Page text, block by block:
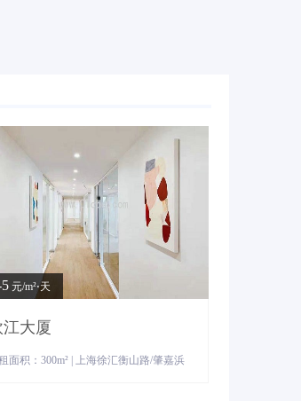
元/m²⋅天
江大厦
面积：300m² | 上海徐汇衡山路/肇嘉浜